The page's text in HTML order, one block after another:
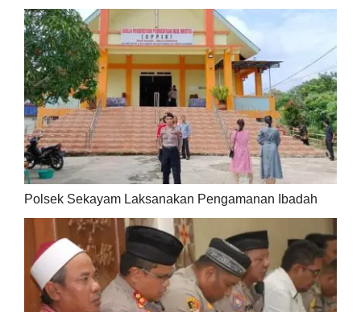
Polsek Sekayam Laksanakan Pengamanan Ibadah